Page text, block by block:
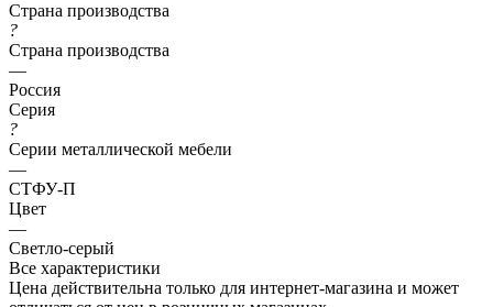
Страна производства
?
Страна производства
—
Россия
Серия
?
Серии металлической мебели
—
СТФУ-П
Цвет
—
Светло-серый
Все характеристики
Цена действительна только для интернет-магазина и может